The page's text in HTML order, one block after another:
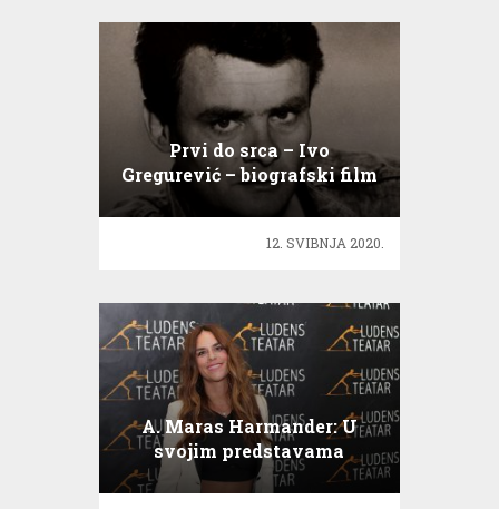
Prvi do srca – Ivo
Gregurević – biografski film
o životu i radu
12. SVIBNJA 2020.
A. Maras Harmander: U
svojim predstavama
otvaram prostor za žene